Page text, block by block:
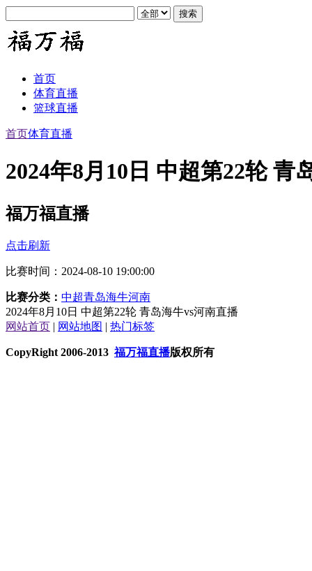
首页
体育直播
篮球直播
首页体育直播
2024年8月10日 中超第22轮 青
福万福直播
点击刷新
比赛时间：2024-08-10 19:00:00
比赛分类： 中超青岛海牛河南
2024年8月10日 中超第22轮 青岛海牛vs河南直播
网站首页 | 网站地图 | 热门标签
CopyRight 2006-2013福万福直播版权所有